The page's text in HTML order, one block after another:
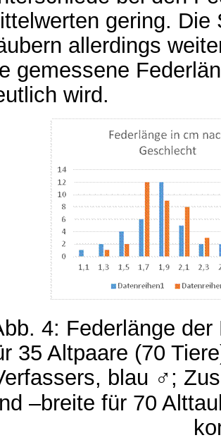
gering. Die
allerdings
gemessene
wird.
4: Federlänge
35 Altpaare (70
blau ♂ ;
–breite für 70